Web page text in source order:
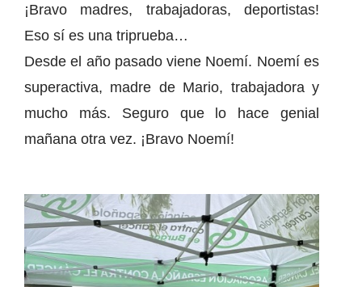
¡Bravo madres, trabajadoras, deportistas!
Eso sí es una triprueba…
Desde el año pasado viene Noemí. Noemí es
superactiva, madre de Mario, trabajadora y
mucho más. Seguro que lo hace genial
mañana otra vez. ¡Bravo Noemí!